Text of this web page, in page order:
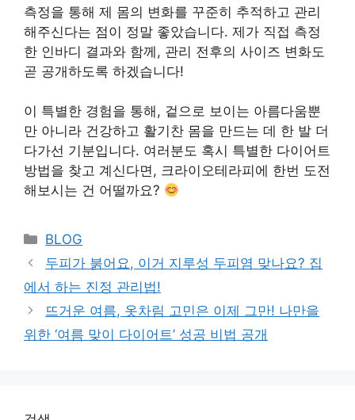
측정을 통해 제 몸의 변화를 꾸준히 추적하고 관리
해주신다는 점이 정말 좋았습니다. 제가 직접 측정
한 인바디 결과와 함께, 관리 전후의 사이즈 변화도
곧 공개하도록 하겠습니다!
이 특별한 경험을 통해, 겉으로 보이는 아름다움뿐
만 아니라 건강하고 활기찬 몸을 만드는 데 한 발 더
다가선 기분입니다. 여러분도 혹시 특별한 다이어트
방법을 찾고 계신다면, 크라이오테라피에 한번 도전
해보시는 건 어떨까요?
Categories
BLOG
두피가 붉어요, 이거 지루성 두피염 맞나요? 집
에서 하는 진정 관리법!
뜨거운 여름, 옷차림 고민은 이제 그만! 나만을
위한 ‘여름 맞이 다이어트’ 성공 비법 공개